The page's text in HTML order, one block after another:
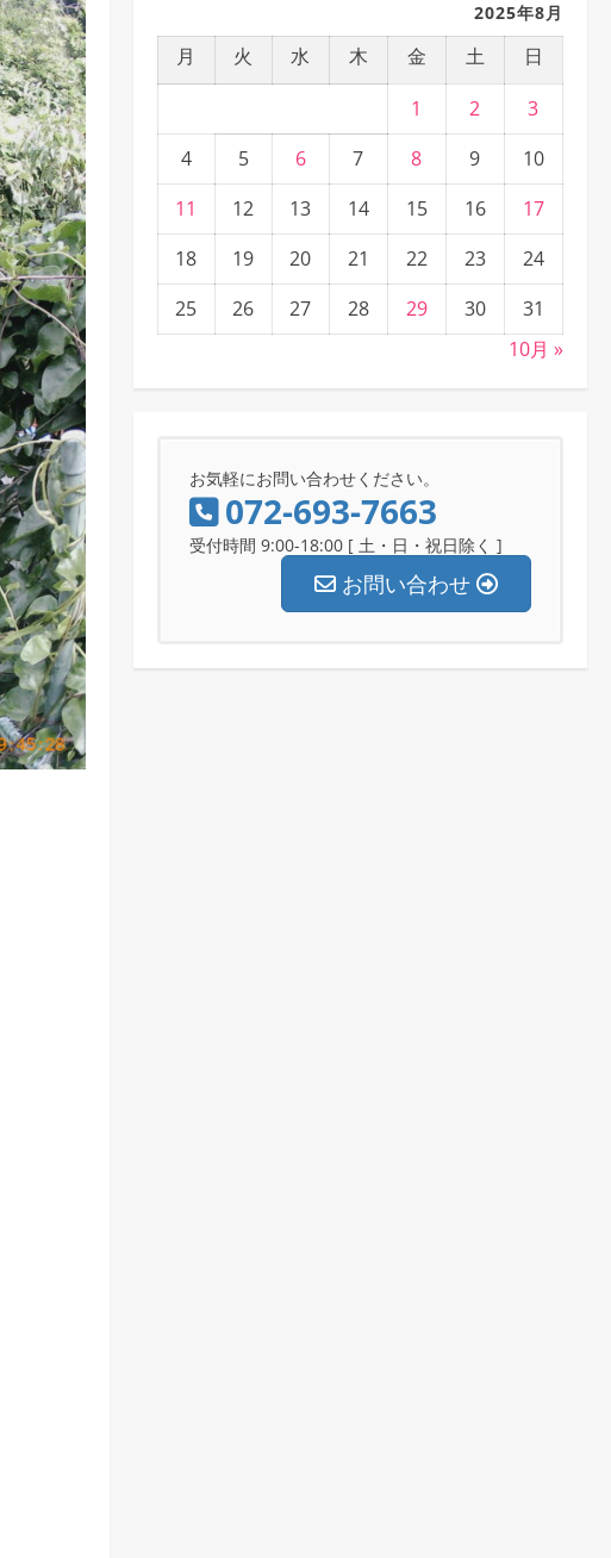
2025年8月
月 火 水 木 金 土
日
1
2
3
4
5 6 7 8 9
10
11
12 13 14 15 16
17
18
19 20 21 22 23
24
25
26 27 28 29 30
31
10月 »
お気軽にお問い合わせください。
072-693-7663
受付時間 9:00-18:00 [ 土・日・祝日除く ]
お問い合わせ